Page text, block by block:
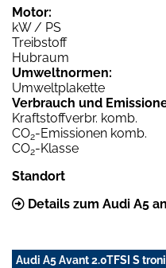
Motor:
kW / PS
Treibstoff
Hubraum
Umweltnormen:
Umweltplakette
Verbrauch und
Kraftstoffverbr. komb.
CO2-Emissionen komb.
CO2-Klasse
Standort
Details zum Audi A5
Audi A5 Avant 2.0TFSI S